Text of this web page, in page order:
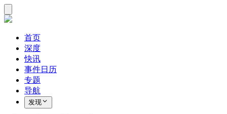
首页
深度
快讯
事件日历
专题
导航
发现